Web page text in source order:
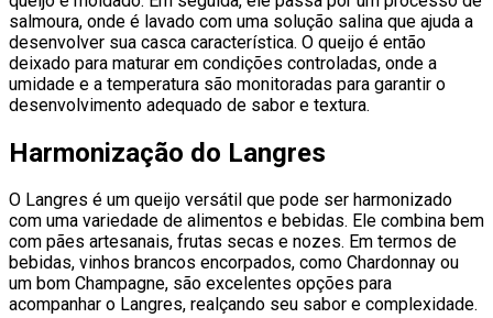
salmoura, onde é lavado com uma solução salina que ajuda a
desenvolver sua casca característica. O queijo é então
deixado para maturar em condições controladas, onde a
umidade e a temperatura são monitoradas para garantir o
desenvolvimento adequado de sabor e textura.
Harmonização do Langres
O Langres é um queijo versátil que pode ser harmonizado
com uma variedade de alimentos e bebidas. Ele combina bem
com pães artesanais, frutas secas e nozes. Em termos de
bebidas, vinhos brancos encorpados, como Chardonnay ou
um bom Champagne, são excelentes opções para
acompanhar o Langres, realçando seu sabor e complexidade.